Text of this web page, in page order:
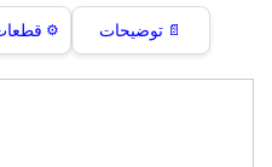
📄 توضیحات ⚙️